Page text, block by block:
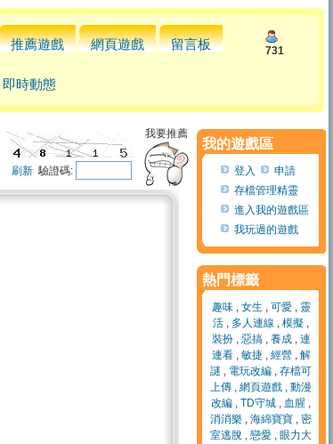
推薦遊戲 網頁遊戲 留言板 731
即時動態
刷新驗證碼:
我要推薦
我的遊戲區
登入
申請
存檔管理精靈
進入我的遊戲區
我玩過的遊戲
熱門標籤
趣味, 女生 , 可愛, 靈
活 , 多人連線 , 模擬 ,
裝扮, 惡搞, 養成, 連
連看, 敏捷, 經營, 解
謎 , 電玩改編 , 存檔可
上傳 , 網頁遊戲 , 動漫
改編 , TD守城 , 血腥 ,
消消樂 , 海綿寶寶 , 密
室逃脫 , 戀愛 , 眼力大